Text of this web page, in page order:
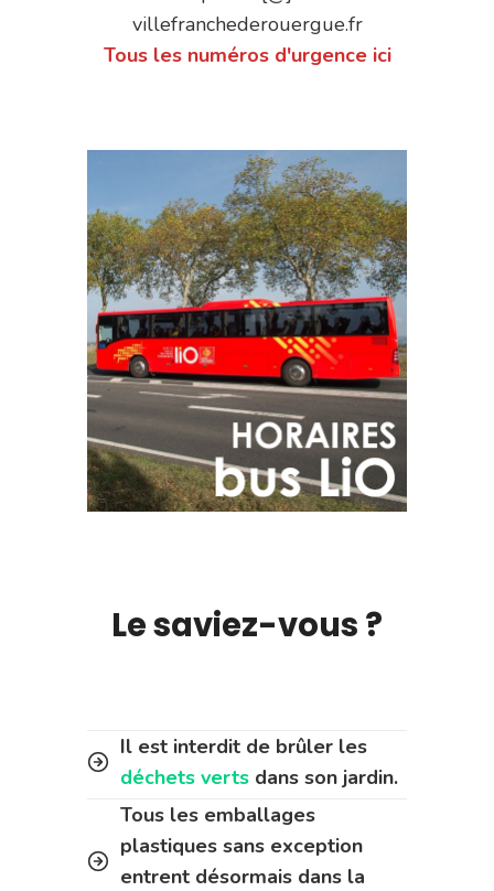
villefranchederouergue.fr
Tous les numéros d'urgence ici
Le saviez-vous ?
Il est interdit de brûler les
déchets verts dans son jardin.
Tous les emballages
plastiques sans exception
entrent désormais dans la